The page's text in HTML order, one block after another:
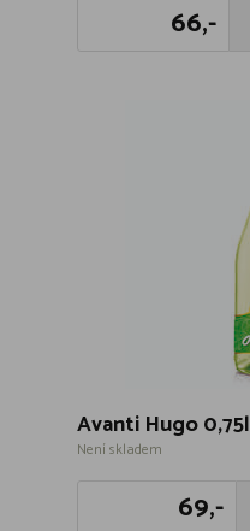
66,-
Avanti Hugo 0,75l
Není skladem
69,-